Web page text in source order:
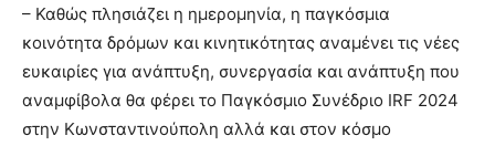
– Καθώς πλησιάζει η ημερομηνία, η παγκόσμια
κοινότητα δρόμων και κινητικότητας αναμένει τις νέες
ευκαιρίες για ανάπτυξη, συνεργασία και ανάπτυξη που
αναμφίβολα θα φέρει το Παγκόσμιο Συνέδριο IRF 2024
στην Κωνσταντινούπολη αλλά και στον κόσμο